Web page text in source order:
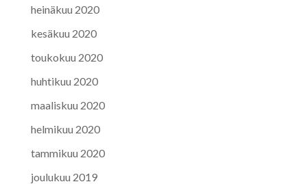
heinäkuu 2020
kesäkuu 2020
toukokuu 2020
huhtikuu 2020
maaliskuu 2020
helmikuu 2020
tammikuu 2020
joulukuu 2019